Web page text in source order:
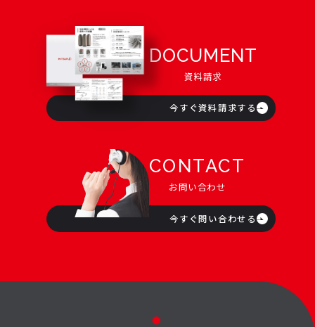
DOCUMENT
資料請求
今すぐ資料請求する
CONTACT
お問い合わせ
今すぐ問い合わせる